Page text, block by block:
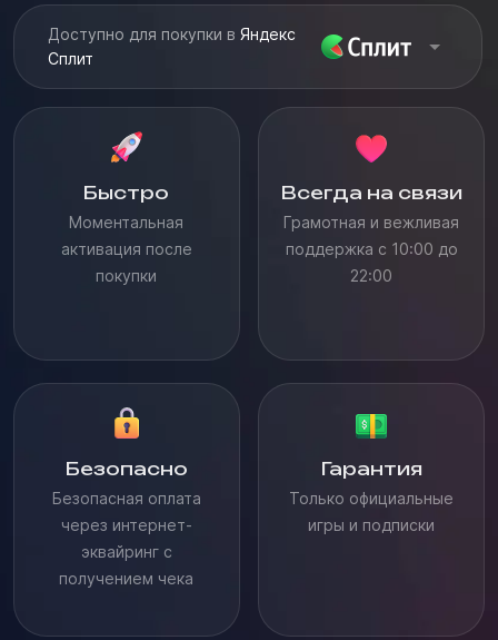
Доступно для покупки в Яндекс
Сплит
Быстро
Моментальная
активация после
покупки
Всегда на связи
Грамотная и вежливая
поддержка с 10:00 до
22:00
Безопасно
Безопасная оплата
через интернет-
эквайринг с
получением чека
Гарантия
Только официальные
игры и подписки